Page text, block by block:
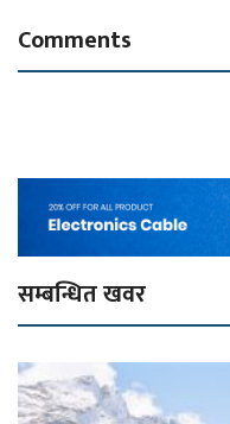
Comments
सम्बन्धित खवर